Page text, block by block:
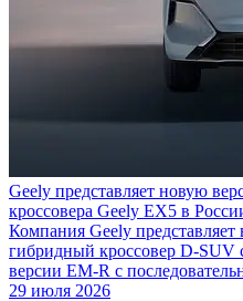
Geely представляет новую
кроссовера Geely EX5 в
Компания Geely
гибридный кроссовер D-SUV
версии EM-R с
29 июля 2026